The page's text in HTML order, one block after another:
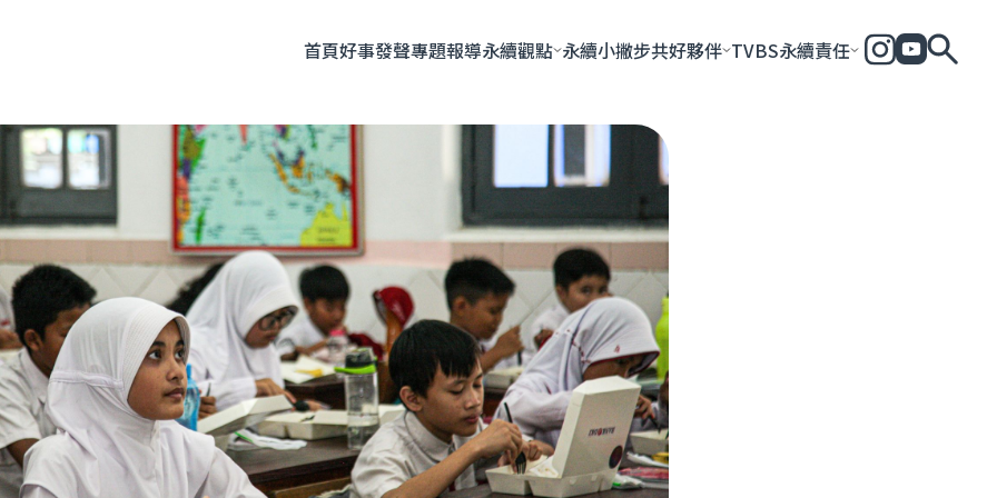
首頁好事發聲專題報導永續觀點 永續小撇步共好夥伴 TVBS永續責任
企劃 人物專訪 友善飲食 時尚美妝 共好社會 永續加
永續企業 永續城市
永續影響力報告